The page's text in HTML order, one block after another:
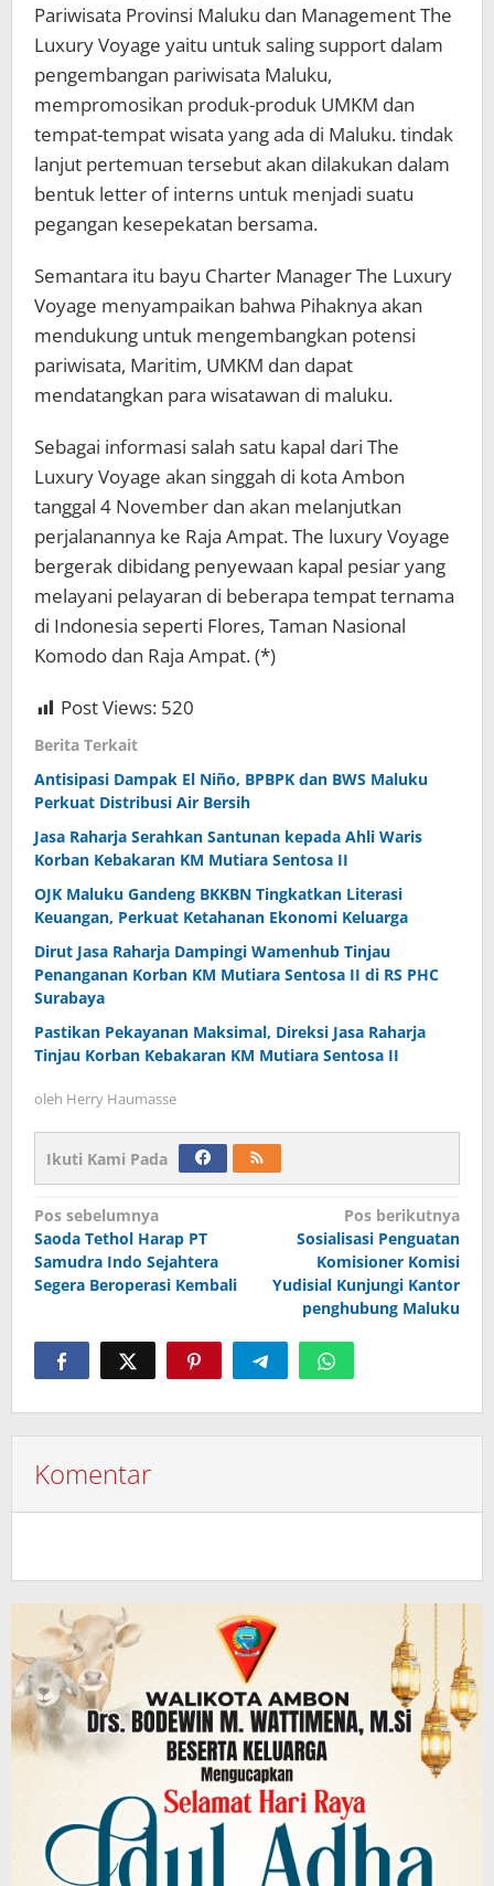
Pariwisata Provinsi Maluku dan Management The
Luxury Voyage yaitu untuk saling support dalam
pengembangan pariwisata Maluku,
mempromosikan produk-produk UMKM dan
tempat-tempat wisata yang ada di Maluku. tindak
lanjut pertemuan tersebut akan dilakukan dalam
bentuk letter of interns untuk menjadi suatu
pegangan kesepekatan bersama.
Semantara itu bayu Charter Manager The Luxury
Voyage menyampaikan bahwa Pihaknya akan
mendukung untuk mengembangkan potensi
pariwisata, Maritim, UMKM dan dapat
mendatangkan para wisatawan di maluku.
Sebagai informasi salah satu kapal dari The
Luxury Voyage akan singgah di kota Ambon
tanggal 4 November dan akan melanjutkan
perjalanannya ke Raja Ampat. The luxury Voyage
bergerak dibidang penyewaan kapal pesiar yang
melayani pelayaran di beberapa tempat ternama
di Indonesia seperti Flores, Taman Nasional
Komodo dan Raja Ampat. (*)
Post Views: 520
Berita Terkait
Antisipasi Dampak El Niño, BPBPK dan BWS Maluku
Perkuat Distribusi Air Bersih
Jasa Raharja Serahkan Santunan kepada Ahli Waris
Korban Kebakaran KM Mutiara Sentosa II
OJK Maluku Gandeng BKKBN Tingkatkan Literasi
Keuangan, Perkuat Ketahanan Ekonomi Keluarga
Dirut Jasa Raharja Dampingi Wamenhub Tinjau
Penanganan Korban KM Mutiara Sentosa II di RS PHC
Surabaya
Pastikan Pekayanan Maksimal, Direksi Jasa Raharja
Tinjau Korban Kebakaran KM Mutiara Sentosa II
oleh Herry Haumasse
Ikuti Kami Pada
Navigasi
pos
Pos sebelumnya
Saoda Tethol Harap PT
Samudra Indo Sejahtera
Segera Beroperasi Kembali
Pos berikutnya
Sosialisasi Penguatan
Komisioner Komisi
Yudisial Kunjungi Kantor
penghubung Maluku
Komentar